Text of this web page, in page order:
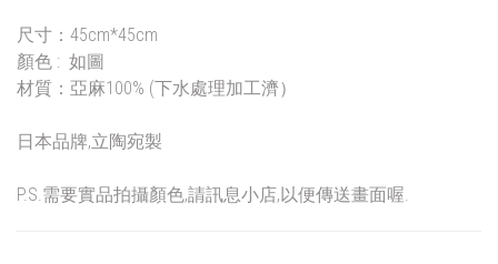
尺寸：45cm*45cm
顏色 : 如圖
材質：亞麻100% (下水處理加工濟）
日本品牌,立陶宛製
P.S.需要實品拍攝顏色,請訊息小店,以便傳送畫面喔.